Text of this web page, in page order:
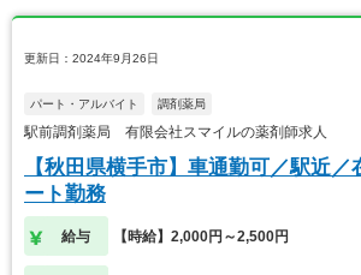
更新日：2024年9月26日
パート・アルバイト 調剤薬局
駅前調剤薬局 有限会社スマイルの薬剤師求人
【秋田県横手市】車通勤可／駅近
ート勤務
給与 【時給】2,000円～2,500円